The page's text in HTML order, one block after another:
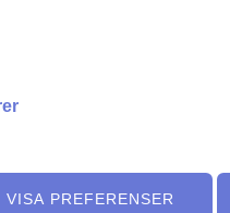
VISA PREFERENSER